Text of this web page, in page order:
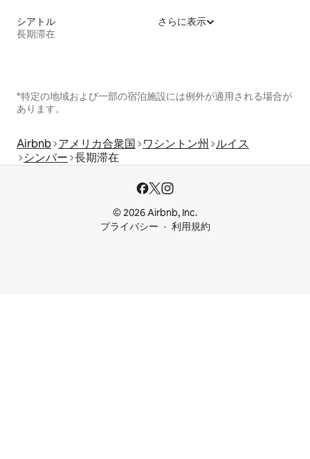
シアトル
長期滞在
さらに表示
*特定の地域および一部の宿泊施設には例外が適用される場合が
あります。
Airbnb アメリカ合衆国 ワシントン州
ルイス
シンバー 長期滞在
© 2026 Airbnb, Inc.
プライバシー
利用規約